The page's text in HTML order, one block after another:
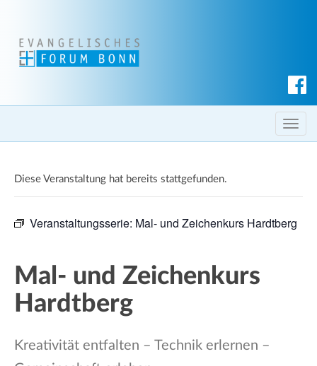
c
h T
o
l
n
Diese Veranstaltung hat bereits stattgefunden.
Veranstaltungsserie: Mal- und Zeichenkurs Hardtberg
Mal- und Zeichenkurs
Hardtberg
Kreativität entfalten – Technik erlernen –